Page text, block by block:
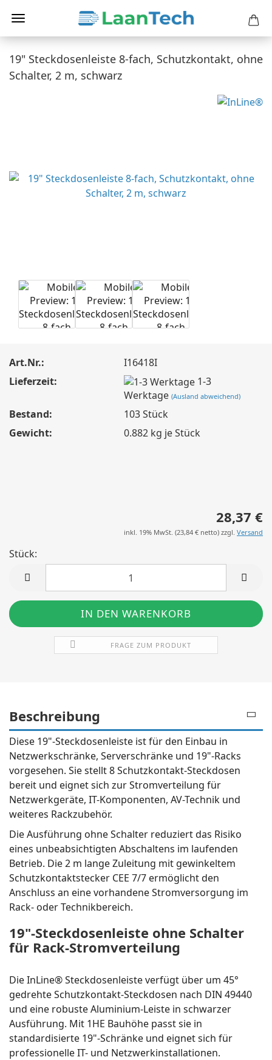
19" Steckdosenleiste 8-fach, Schutzkontakt, ohne
Schalter, 2 m, schwarz
Art.Nr.:
I16418I
Lieferzeit:
1-3
Werktage(Ausland abweichend)
Bestand: 103Stück
Gewicht:
0.882 kg je Stück
28,37 €
inkl. 19% MwSt. (23,84 € netto) zzgl. Versand
Stück:
Stück
FRAGE ZUM PRODUKT
Beschreibung
Diese 19"-Steckdosenleiste ist für den Einbau in
Netzwerkschränke, Serverschränke und 19"-Racks
vorgesehen. Sie stellt 8 Schutzkontakt-Steckdosen
bereit und eignet sich zur Stromverteilung für
Netzwerkgeräte, IT-Komponenten, AV-Technik und
weiteres Rackzubehör.
Die Ausführung ohne Schalter reduziert das Risiko
eines unbeabsichtigten Abschaltens im laufenden
Betrieb. Die 2 m lange Zuleitung mit gewinkeltem
Schutzkontaktstecker CEE 7/7 ermöglicht den
Anschluss an eine vorhandene Stromversorgung im
Rack- oder Technikbereich.
19"-Steckdosenleiste ohne Schalter
für Rack-Stromverteilung
Die InLine® Steckdosenleiste verfügt über um 45°
gedrehte Schutzkontakt-Steckdosen nach DIN 49440
und eine robuste Aluminium-Leiste in schwarzer
Ausführung. Mit 1HE Bauhöhe passt sie in
standardisierte 19"-Schränke und eignet sich für
professionelle IT- und Netzwerkinstallationen.